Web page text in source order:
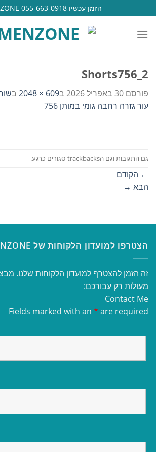
to
content
הזמן עכשיו 055-663-0918 MENZONE
Shorts756_2
פורסם 30 באפריל 2026 ב609 × 2048 ב
עור גזרה רחבה גומי במותן 756
גם התגובות וגם הtrackbacks סגורים כרגע.
← הקודם
הבא →
הצטרפו למועדון הלקוחות של MENZONE
זה הזמן להצטרף למועדון הלקוחות שלנו.
מעולות רק עבורכם:
Contact Me
Fields marked with an * are required